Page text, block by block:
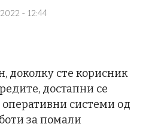
- 12:44
доколку сте корисник
достапни се
системи од
за помали